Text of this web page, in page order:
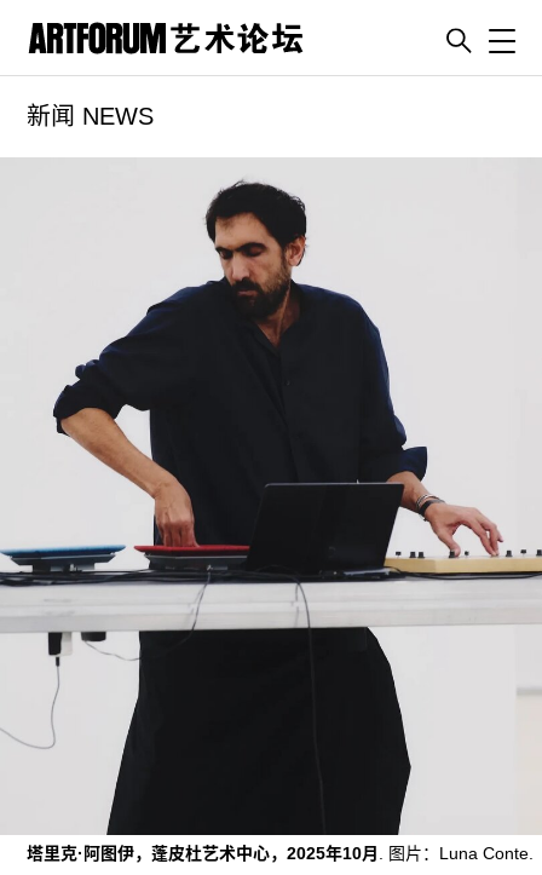
artguide
新闻
ENGLISH
ART & EDUCATION
往期内容
联系我们
关注我们
新闻 NEWS
塔里克·阿图伊，蓬皮杜艺术中心，2025年10月 . 图片：Luna Conte.